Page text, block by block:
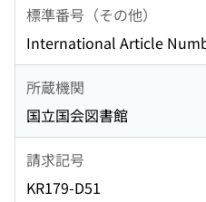
標準番号（その他）
International Article
所蔵機関
国立国会図書館
請求記号
KR179-D51